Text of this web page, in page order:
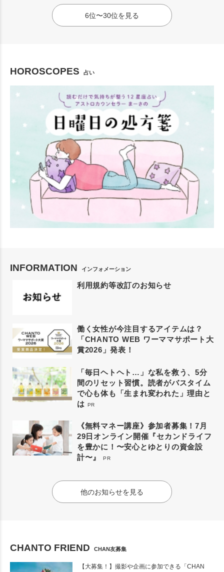
6位〜30位を見る
HOROSCOPES 占い
INFORMATION インフォメーション
利用規約等改訂のお知らせ
働く女性が今注目するアイテムは？
「CHANTO WEB ワーママサポート大
賞2026」発表！
「毎日ヘトヘト…」な私を救う、5分
間のリセット習慣。読者がバスタイム
で心も体も「生まれ変われた」理由と
は PR
《無料マネー講座》参加者募集！7月
29日オンライン開催『セカンドライフ
を豊かに！〜安心とゆとりの資金設
計〜』
PR
他のお知らせを見る
CHANTO FRIEND CHAN友募集
【大募集！】撮影や企画に参加できる「CHAN